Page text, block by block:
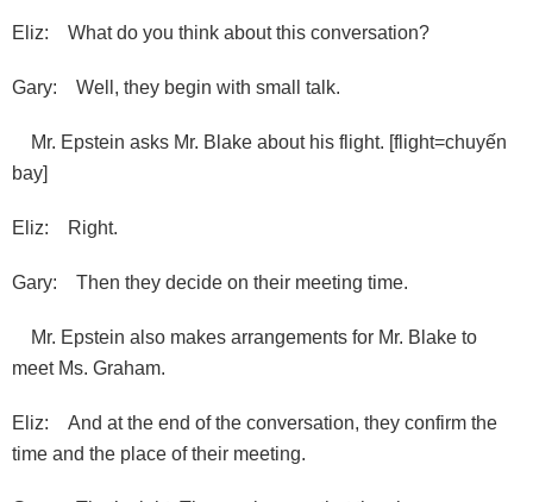
Eliz: What do you think about this conversation?
Gary: Well, they begin with small talk.
Mr. Epstein asks Mr. Blake about his flight. [flight=chuyến
bay]
Eliz: Right.
Gary: Then they decide on their meeting time.
Mr. Epstein also makes arrangements for Mr. Blake to
meet Ms. Graham.
Eliz: And at the end of the conversation, they confirm the
time and the place of their meeting.